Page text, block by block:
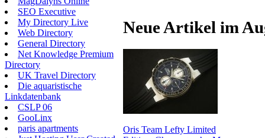
SEO Executive
My Directory Live
Web Directory
General Directory
Net Knowledge Premium
Directory
UK Travel Directory
Die aquaristische
Linkdatenbank
CSLP 06
GooLinx
paris apartments
Neue Artikel im
Oris Team Lefty Limited